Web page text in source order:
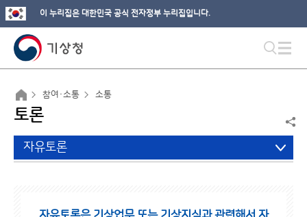
이 누리집은 대한민국 공식 전자정부 누리집입니다.
참여·소통 소통
토론
자유토론